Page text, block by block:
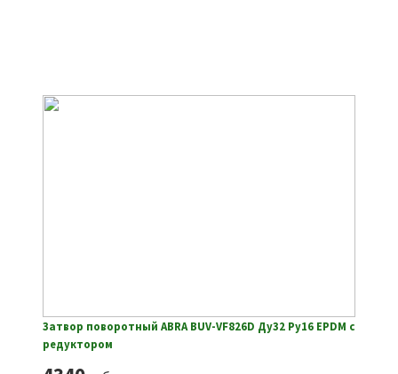
Затвор поворотный ABRA BUV-VF826D Ду32 Ру16 EPDM с
редуктором